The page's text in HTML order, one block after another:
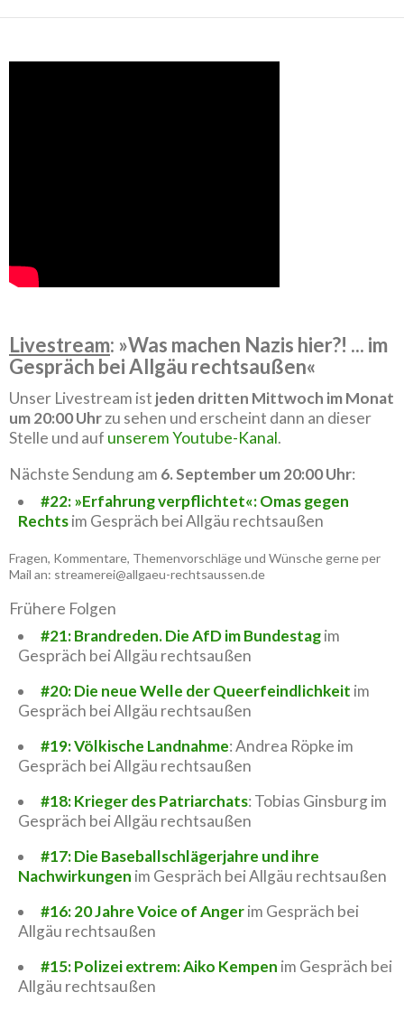
Livestream: »Was machen Nazis hier?! ... im
Gespräch bei Allgäu rechtsaußen«
Unser Livestream ist jeden dritten Mittwoch im Monat
um 20:00 Uhrzu sehen und erscheint dann an dieser
Stelle und auf unserem Youtube-Kanal.
Nächste Sendung am 6. September um 20:00 Uhr:
#22: »Erfahrung verpflichtet«: Omas gegen
Rechtsim Gespräch bei Allgäu rechtsaußen
Fragen, Kommentare, Themenvorschläge und Wünsche gerne per
Mail an: streamerei@allgaeu-rechtsaussen.de
Frühere Folgen
#21: Brandreden. Die AfD im Bundestagim
Gespräch bei Allgäu rechtsaußen
#20: Die neue Welle der Queerfeindlichkeit im
Gespräch bei Allgäu rechtsaußen
#19: Völkische Landnahme: Andrea Röpke im
Gespräch bei Allgäu rechtsaußen
#18: Krieger des Patriarchats: Tobias Ginsburg im
Gespräch bei Allgäu rechtsaußen
#17: Die Baseballschlägerjahre und ihre
Nachwirkungen im Gespräch bei Allgäu rechtsaußen
#16: 20 Jahre Voice of Angerim Gespräch bei
Allgäu rechtsaußen
#15: Polizei extrem: Aiko Kempen im Gespräch bei
Allgäu rechtsaußen